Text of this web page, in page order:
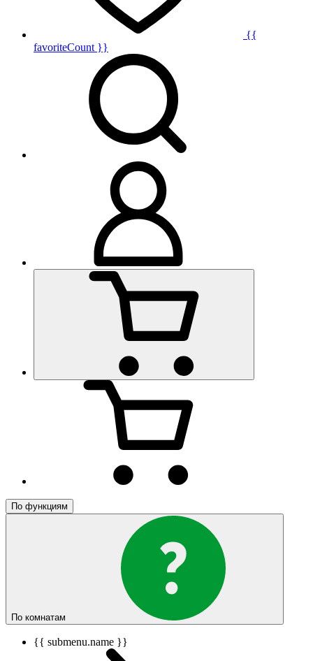
{{
favoriteCount }}
По функциям
По комнатам
{{ submenu.name }}